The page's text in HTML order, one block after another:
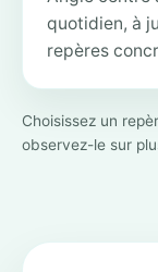
quotidien, à
repères
Choisissez un
observez-le sur